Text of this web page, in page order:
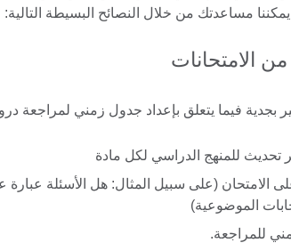
مساعدتك من خلال النصائح البسيطة التالية:
الامتحانات
بجدية فيما يتعلق بإعداد جدول زمني لمراجعة
تحديث للمنهج الدراسي لكل مادة
الامتحان (على سبيل المثال: هل الأسئلة عبارة
الموضوعية)
للمراجعة.